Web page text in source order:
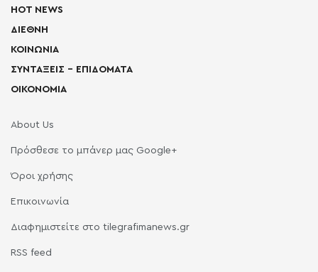
HOT NEWS
ΔΙΕΘΝΗ
ΚΟΙΝΩΝΙΑ
ΣΥΝΤΑΞΕΙΣ – ΕΠΙΔΟΜΑΤΑ
ΟΙΚΟΝΟΜΙΑ
About Us
Πρόσθεσε το μπάνερ μας Google+
Όροι χρήσης
Επικοινωνία
Διαφημιστείτε στο tilegrafimanews.gr
RSS feed